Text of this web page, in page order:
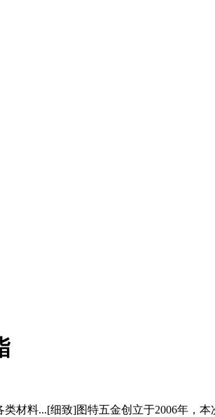
料...[细致]图特五金创立于2006年，本